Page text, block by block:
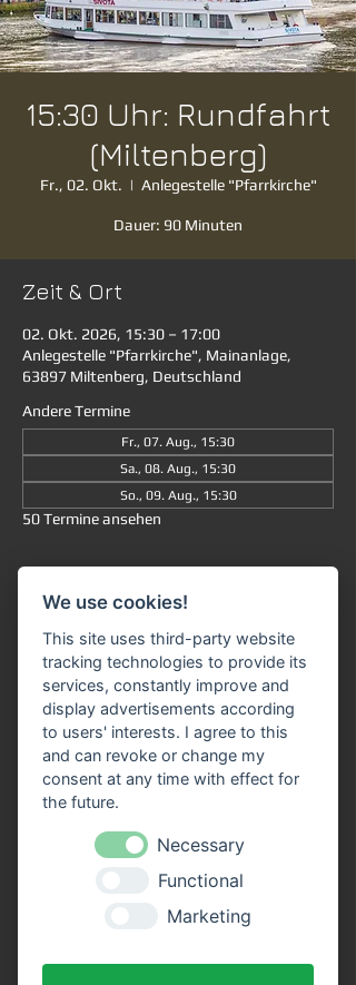
15:30 Uhr: Rundfahrt
(Miltenberg)
Fr., 02. Okt.
  |
Anlegestelle "Pfarrkirche"
Dauer: 90 Minuten
Zeit & Ort
02. Okt. 2026, 15:30 – 17:00
Anlegestelle "Pfarrkirche", Mainanlage,
63897 Miltenberg, Deutschland
Andere Termine
Fr., 07. Aug., 15:30
Sa., 08. Aug., 15:30
So., 09. Aug., 15:30
50 Termine ansehen
15:30 Uhr
: Die Fahrt dauert insgesamt ca.
90 Minuten (ohne Ausstieg) und führt Sie
von Miltenberg über Bürgstadt nach
Freudenberg
und wieder zurück.
Unser Fahrgastschiff "SIVOTA"
verfügt
über zwei großzügige Decks
. Genießen Sie
die Fahrt bei einem kühlen Getränk auf
unserem Freideck. Eine
Streckenerklärung
erhalten Sie auf allen
Schiffen der VPS-Flotte. Unser freundliches
Bordpersonal freut sich schon, Sie an Bord
We use cookies!
This site uses third-party website
tracking technologies to provide its
services, constantly improve and
display advertisements according
to users' interests. I agree to this
and can revoke or change my
consent at any time with effect for
the future.
Necessary
Functional
Marketing